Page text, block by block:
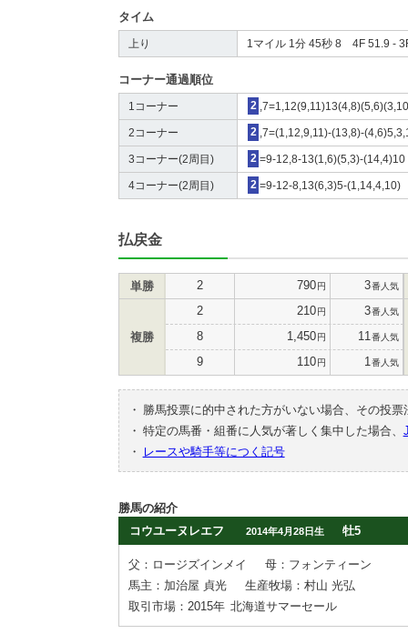
タイム
上り 1マイル 1分 45秒 8 4F 51.9 -
コーナー通過順位
1コーナー 2
2コーナー 2 ,7=(1,12,9,11)-(13,8)-
3コーナー(2周目) 2 =9-12,8-13(1,6)(5,3)-(14,4)10
4コーナー(2周目) 2 =9-12-8,13(6,3)5-(1,14,4,10)
払戻金
単勝 2 790円 3番人気
複勝
2 210円 3番人気
8 1,450円 11 番人気
9 110円 1 番人気
・
勝馬投票に的中された方がいない場合、その投
・ 特定の馬番・組番に人気が著しく集中した場合、
・
レースや騎手等につく記号
勝馬の紹介
コウユーヌレエフ
2014年4月28日生 牡5
父：ロージズインメイ
母：フォンティーン
馬主：加治屋 貞光
生産牧場：村山 光弘
取引市場：2015年 北海道サマーセール